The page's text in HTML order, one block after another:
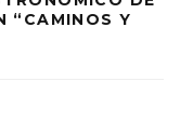
“CAMINOS Y